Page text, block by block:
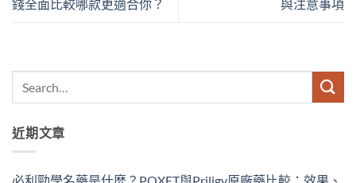
錢全面比較哪款更適合你？
與注意事項
近期文章